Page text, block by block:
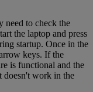
need to check the
the laptop and press
startup. Once in the
keys. If the
is functional and the
doesn't work in the